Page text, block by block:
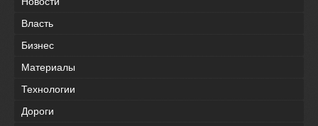
Власть
Бизнес
Материалы
Технологии
Дороги